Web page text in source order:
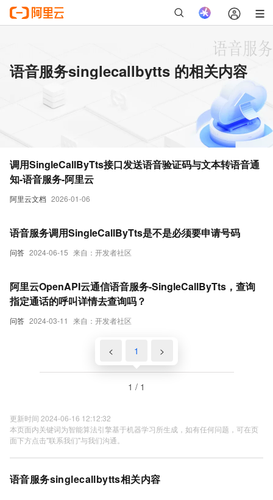
语音服务singlecallbytts 的相关内容
阿里云文档 2026-01-06
调用SingleCallByTts接口发送语音验证码与文本转语音通
知-语音服务-阿里云
问答 2024-06-15 来自：开发者社区
语音服务调用SingleCallByTts是不是必须要申请号码
问答 2024-03-11 来自：开发者社区
阿里云OpenAPI云通信语音服务-SingleCallByTts，查询
指定通话的呼叫详情去查询吗？
< 1 >
1 / 1
更新时间 2024-06-16 12:12:32
本页面内关键词为智能算法引擎基于机器学习所生成，如有任何问题，可在页
面下方点击"联系我们"与我们沟通。
语音服务singlecallbytts相关内容